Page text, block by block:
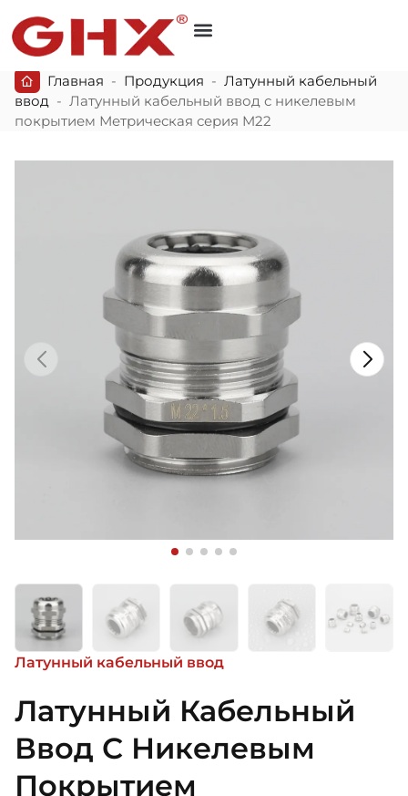
Главная - Продукция - Латунный кабельный
ввод - Латунный кабельный ввод с никелевым
покрытием Метрическая серия M22
Латунный кабельный ввод
Латунный Кабельный
Ввод С Никелевым
Покрытием